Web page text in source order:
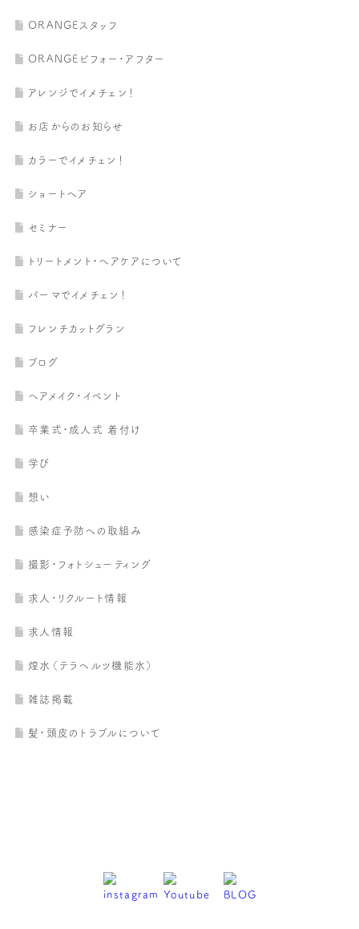
ORANGEスタッフ
ORANGEビフォー・アフター
アレンジでイメチェン！
お店からのお知らせ
カラーでイメチェン！
ショートヘア
セミナー
トリートメント・ヘアケアについて
パーマでイメチェン！
フレンチカットグラン
ブログ
ヘアメイク・イベント
卒業式・成人式 着付け
学び
想い
感染症予防への取組み
撮影・フォトシューティング
求人・リクルート情報
求人情報
煌水（テラヘルツ機能水）
雑誌掲載
髪・頭皮のトラブルについて